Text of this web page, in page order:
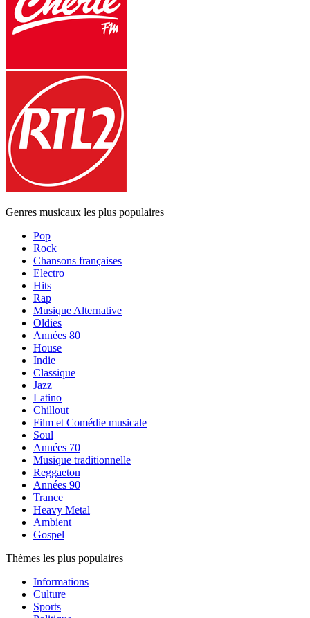
Genres musicaux les plus populaires
Pop
Rock
Chansons françaises
Electro
Hits
Rap
Musique Alternative
Oldies
Années 80
House
Indie
Classique
Jazz
Latino
Chillout
Film et Comédie musicale
Soul
Années 70
Musique traditionnelle
Reggaeton
Années 90
Trance
Heavy Metal
Ambient
Gospel
Thèmes les plus populaires
Informations
Culture
Sports